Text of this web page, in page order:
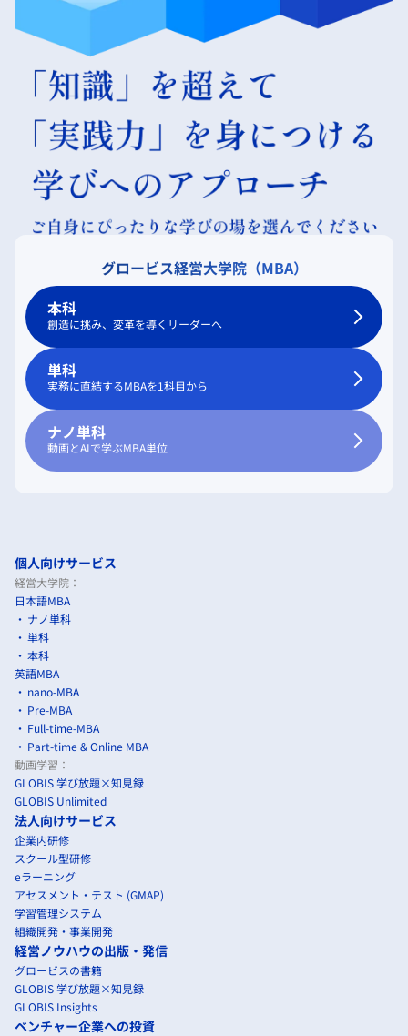
グロービス経営大学院（MBA）
本科
創造に挑み、変革を導くリーダーへ
単科
実務に直結するMBAを1科目から
ナノ単科
動画とAIで学ぶMBA単位
個人向けサービス
経営大学院：
日本語MBA
ナノ単科
単科
本科
英語MBA
nano-MBA
Pre-MBA
Full-time-MBA
Part-time & Online MBA
動画学習：
GLOBIS 学び放題×知見録
GLOBIS Unlimited
法人向けサービス
企業内研修
スクール型研修
eラーニング
アセスメント・テスト (GMAP)
学習管理システム
組織開発・事業開発
経営ノウハウの出版・発信
グロービスの書籍
GLOBIS 学び放題×知見録
GLOBIS Insights
ベンチャー企業への投資